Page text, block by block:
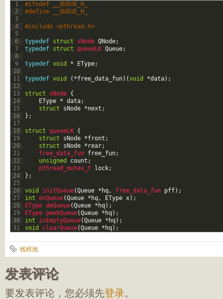
1
2
3
4
5
6
7
8
9
10
11
12
13
14
15
16
17
18
19
20
21
22
23
24
25
26
27
28
29
30
31
#ifndef __QUEUE_H_
#define __QUEUE_H_
#include <pthread.h>
typedef struct sNode QNode;
typedef struct queueLK Queue;
typedef void * EType;
typedef void ( *free_data_fun) (void *data) ;
struct sNode {
EType * data;
struct
sNode *next ;
} ;
struct queueLK {
struct
sNode *front ;
struct
sNode * rear;
free_data_fun free_fun;
unsigned
count ;
pthread_mutex_t
lock;
} ;
void initQueue(Queue * hq, free_data_fun pff) ;
int enQueue(Queue * hq, EType x) ;
EType deQueue(Queue * hq) ;
EType peekQueue(Queue * hq) ;
int
isEmptyQueue(Queue * hq) ;
void
clearQueue(Queue * hq) ;
线程池
发表评论
要发表评论，您必须先登录。